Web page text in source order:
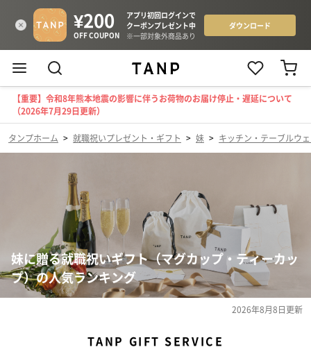
【重要】令和8年熊本地震の影響に伴うお荷物のお届け停止・遅延について
（2026年7月29日更新）
タンプホーム > 就職祝いプレゼント・ギフト > 妹 > キッチン・テーブルウ
妹に贈る就職祝いギフト（マグカップ・ティーカッ
プ）の人気ランキング
2026年8月8日更新
TANP GIFT SERVICE